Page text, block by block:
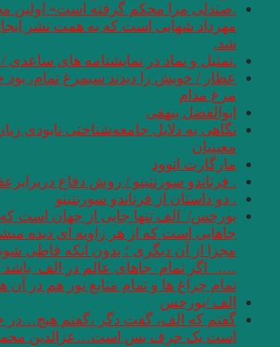
.صندلی مرا محکم گرفته است»‌ اولین
مهرداد شهابی است که به همت نشر
شد.
.تمثیل و نماد در نمایشنامه های ساعدی
عطار / خويش را ديدند سيمرغ تمام،
مرغ مدام
ابوالفضل بیهقی
نگاهی به دلایل جامعه­‌شناختی نابودی
معینیان
مارگارت اتوود
. فرناندو سورنتینو / روش دﻓﺎع
. دو داستان از فرناندو سورنتینو
بورخس/ الف تنها جایی از جهان است
جاهایی است که از هر زاویه ای دیده
مجزا از آن دیگری ؛ بدون انکه قاطی
…. اگر تمام جاهای عالم در الف باشد
تمام چراغ ها و تمام منابع نور هم در آن
الف /بورخس
گفتم که الف، گفت دگر ،گفتم هیچ…در
است یک حرف بس است…عزالدین